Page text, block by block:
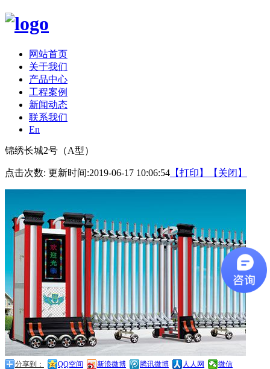
网站首页
关于我们
产品中心
工程案例
新闻动态
联系我们
En
锦绣长城2号（A型）
点击次数: 更新时间:2019-06-17 10:06:54 【打印】 【关闭】
分享到： QQ空间 新浪微博 腾讯微博 人人网 微信